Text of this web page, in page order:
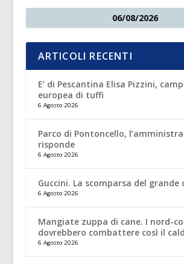
06/08/2026
ARTICOLI RECENTI
E’ di Pescantina Elisa Pizzini,
europea di tuffi
6 Agosto 2026
Parco di Pontoncello,
risponde
6 Agosto 2026
Guccini. La scomparsa del
6 Agosto 2026
Mangiate zuppa di cane. I nord-
dovrebbero combattere così il
6 Agosto 2026